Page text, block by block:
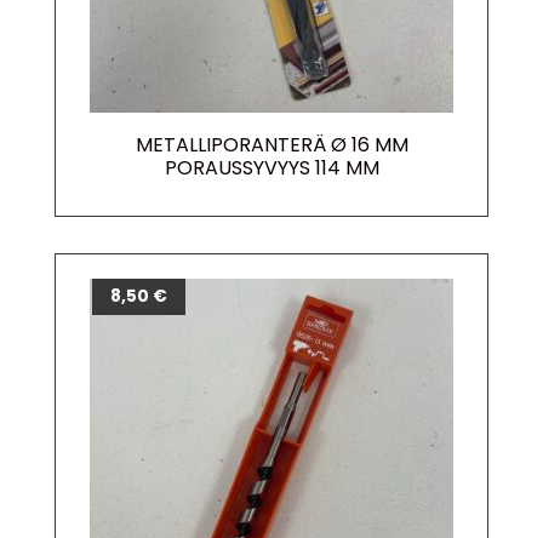
METALLIPORANTERÄ Ø 16 MM
PORAUSSYVYYS 114 MM
8,50 €